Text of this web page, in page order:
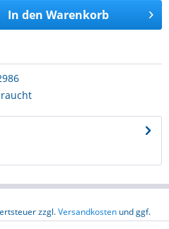
In den Warenkorb
zzgl.Versandkosten und ggf.